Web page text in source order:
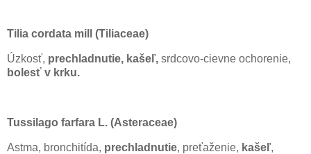
Tilia cordata mill (Tiliaceae)
Úzkosť, prechladnutie, kašeľ, srdcovo-cievne ochorenie,
bolesť v krku.
Tussilago farfara L. (Asteraceae)
Astma, bronchitída, prechladnutie, preťaženie, kašeľ,